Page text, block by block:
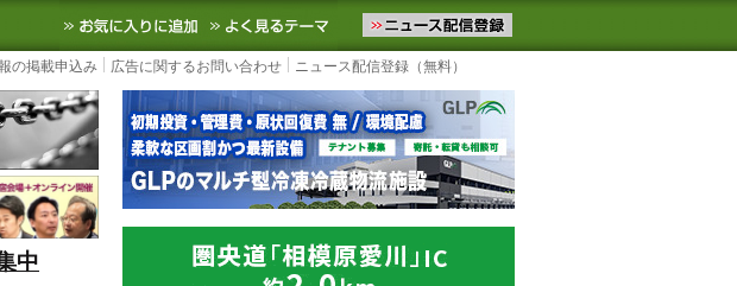
国内外の最新の物流ニュースをお届けします。物流ニュースメール配信を登録す
お気に入りに追加 よく見るテーマ
の掲載申込み 広告に関するお問い合わせ ニュース配信登録（無料）
中